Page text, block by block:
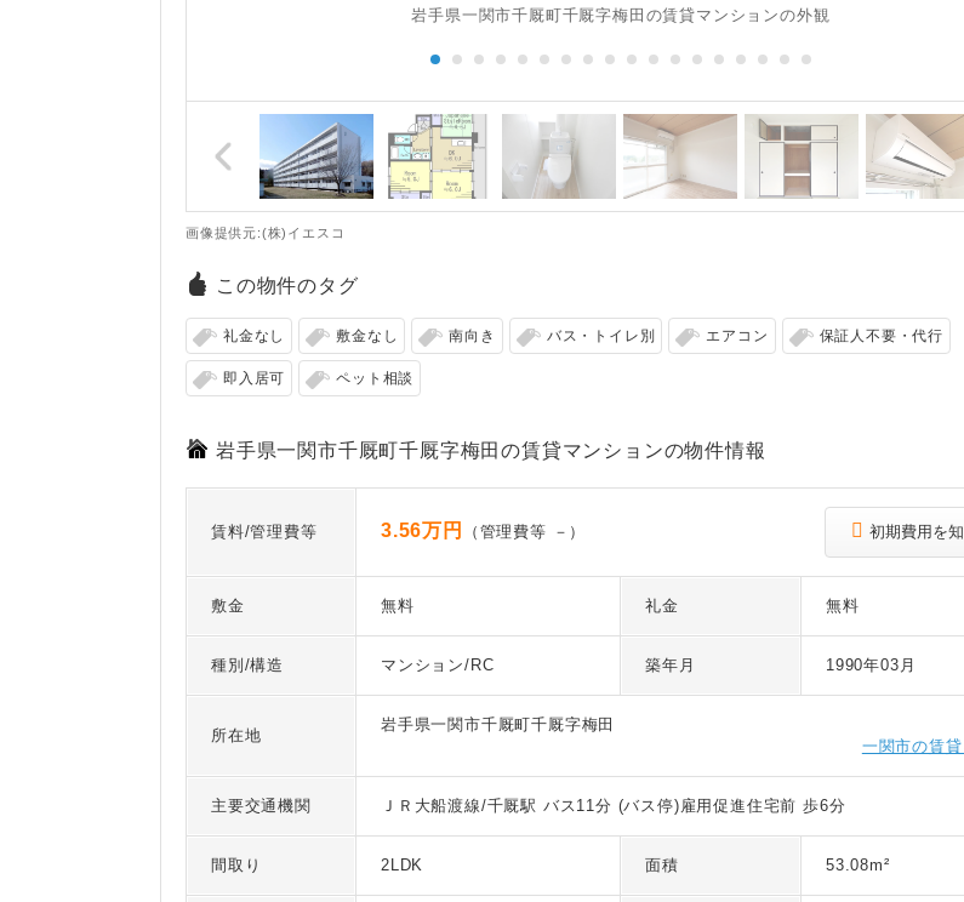
岩手県一関市千厩町千厩字梅田の賃貸マンションの外観
画像提供元:(株)イエスコ
この物件のタグ
礼金なし 敷金なし 南向き バス・トイレ別 エアコン 保証人不要・代行
即入居可 ペット相談
岩手県一関市千厩町千厩字梅田の賃貸マンションの物件情報
賃料/管理費等 3.56万円 （管理費等 －） 初期費用を
敷金 無料 礼金 無料
種別/構造 マンション/RC 築年月 1990年03月
所在地
岩手県一関市千厩町千厩字梅田
一関市の賃
主要交通機関 ＪＲ大船渡線/千厩駅 バス11分 (バス停)雇用促進住宅前 歩6分
間取り 2LDK 面積 53.08m²